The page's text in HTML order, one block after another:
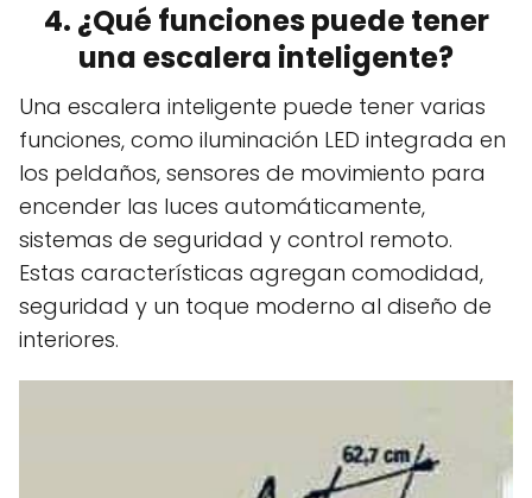
4. ¿Qué funciones puede tener
una escalera inteligente?
Una escalera inteligente puede tener varias
funciones, como iluminación LED integrada en
los peldaños, sensores de movimiento para
encender las luces automáticamente,
sistemas de seguridad y control remoto.
Estas características agregan comodidad,
seguridad y un toque moderno al diseño de
interiores.